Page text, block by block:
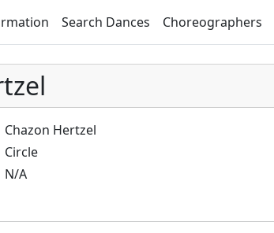
Search Dances Choreographers
Chazon Hertzel
Circle
N/A